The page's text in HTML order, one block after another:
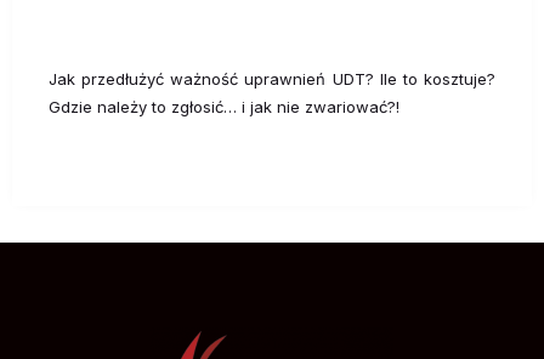
Jak przedłużyć ważność uprawnień UDT? Ile to kosztuje?
Gdzie należy to zgłosić… i jak nie zwariować?!